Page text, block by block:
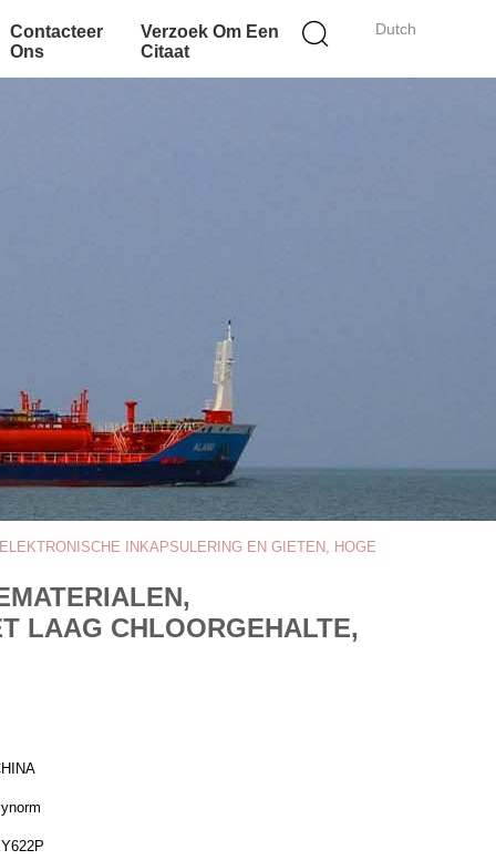
Dutch
Contacteer
Ons
Verzoek Om Een
Citaat
INKAPSULERING EN GIETEN, HOGE
LAAG CHLOORGEHALTE,